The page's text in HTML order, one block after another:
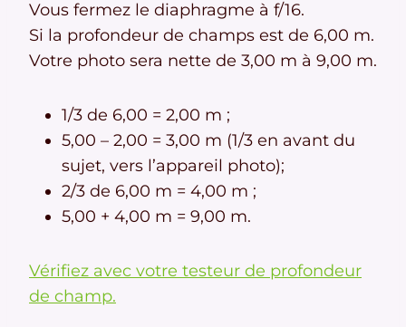
Vous fermez le diaphragme à f/16.
Si la profondeur de champs est de 6,00 m.
Votre photo sera nette de 3,00 m à 9,00 m.
1/3 de 6,00 = 2,00 m ;
5,00 – 2,00 = 3,00 m (1/3 en avant du
sujet, vers l’appareil photo);
2/3 de 6,00 m = 4,00 m ;
5,00 + 4,00 m = 9,00 m.
Vérifiez avec votre testeur de profondeur
de champ.